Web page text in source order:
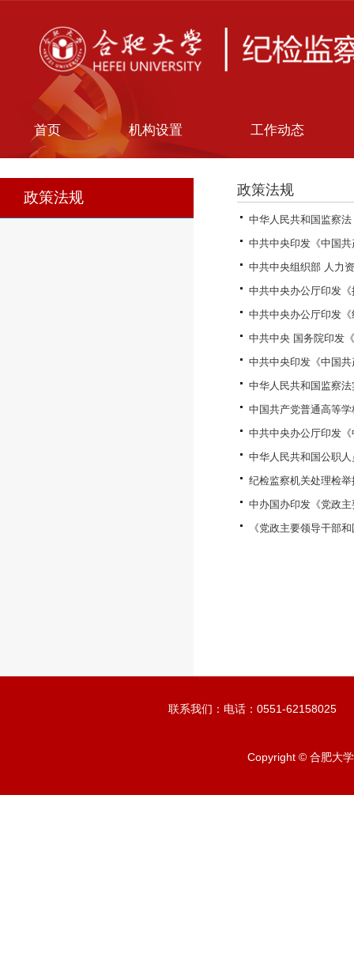
首页 机构设置 工作动态
政策法规 政策法规
中华人民共和国监察法
中共中央印发《中国
中共中央组织部 人力
中共中央办公厅印发
中共中央办公厅印发
中共中央 国务院印发
中共中央印发《中国
中华人民共和国监察
中国共产党普通高等
中共中央办公厅印发
中华人民共和国公职
纪检监察机关处理检
中办国办印发《党政
《党政主要领导干部
联系我们：电话：0551-62158025
Copyright © 合肥大